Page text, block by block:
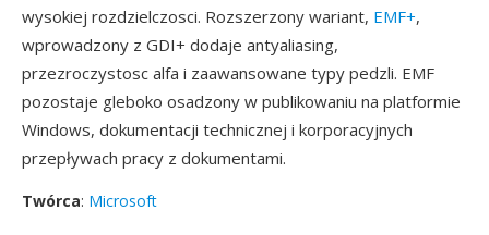
wysokiej rozdzielczosci. Rozszerzony wariant, EMF+,
wprowadzony z GDI+ dodaje antyaliasing,
przezroczystosc alfa i zaawansowane typy pedzli. EMF
pozostaje gleboko osadzony w publikowaniu na platformie
Windows, dokumentacji technicznej i korporacyjnych
przepływach pracy z dokumentami.
Twórca: Microsoft